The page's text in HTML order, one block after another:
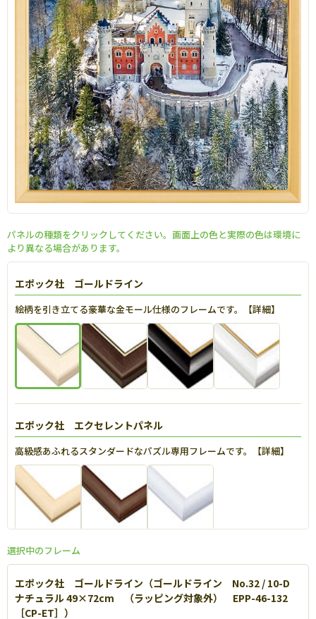
パネルの種類をクリックしてください。画面上の色と実際の色は環境に
より異なる場合があります。
エポック社 ゴールドライン
絵柄を引き立てる豪華な金モール仕様のフレームです。【詳細】
エポック社 エクセレントパネル
高級感あふれるスタンダードなパズル専用フレームです。【詳細】
エポック社 パネルマックス
軽量なアルミを使用し丈夫で扱いやすいパネルです。【詳細】
選択中のフレーム
エポック社 ゴールドライン（ゴールドライン No.32 / 10-D
ナチュラル 49×72cm （ラッピング対象外） EPP-46-132
［CP-ET］）